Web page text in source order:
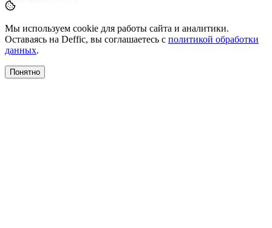
Мы используем cookie для работы сайта и аналитики.
Оставаясь на Deffic, вы соглашаетесь с политикой обработки
данных.
Понятно